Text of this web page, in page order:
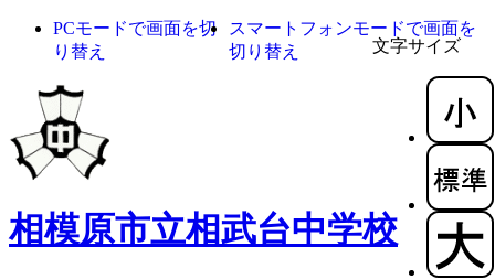
文字サイズ
PCモードで画面を切
り替え
スマートフォンモードで画面を
切り替え
相模原市立相武台中学校